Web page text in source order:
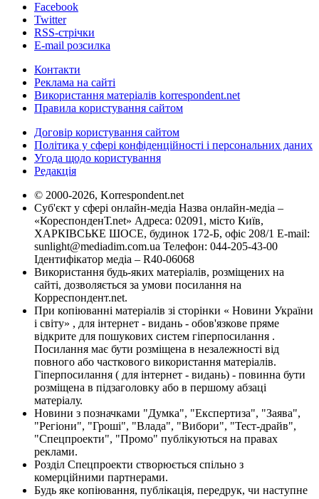
Facebook
Twitter
RSS-стрічки
E-mail розсилка
Контакти
Реклама на сайті
Використання матеріалів korrespondent.net
Правила користування сайтом
Договір користування сайтом
Політика у сфері конфіденційності і персональних даних
Угода щодо користування
Редакція
© 2000-2026, Korrespondent.net
Суб'єкт у сфері онлайн-медіа Назва онлайн-медіа –
«КореспонденТ.net» Адреса: 02091, місто Київ,
ХАРКІВСЬКЕ ШОСЕ, будинок 172-Б, офіс 208/1 E-mail:
sunlight@mediadim.com.ua Телефон: 044-205-43-00
Ідентифікатор медіа – R40-06068
Використання будь-яких матеріалів, розміщених на
сайті, дозволяється за умови посилання на
Корреспондент.net.
При копіюванні матеріалів зі сторінки « Новини України
і світу» , для інтернет - видань - обов'язкове пряме
відкрите для пошукових систем гіперпосилання .
Посилання має бути розміщена в незалежності від
повного або часткового використання матеріалів.
Гіперпосилання ( для інтернет - видань) - повинна бути
розміщена в підзаголовку або в першому абзаці
матеріалу.
Новини з позначками "Думка", "Експертиза", "Заява",
"Регіони", "Гроші", "Влада", "Вибори", "Тест-драйв",
"Спецпроекти", "Промо" публікуються на правах
реклами.
Розділ Спецпроекти створюється спільно з
комерційними партнерами.
Будь яке копіювання, публікація, передрук, чи наступне